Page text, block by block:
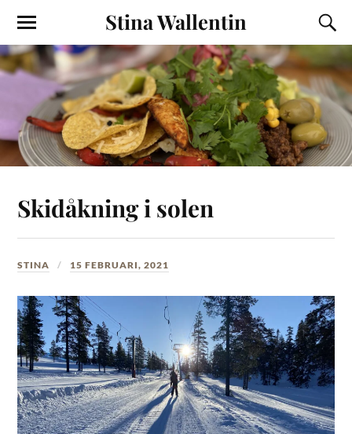
Stina Wallentin
Skidåkning i solen
STINA 15 FEBRUARI, 2021